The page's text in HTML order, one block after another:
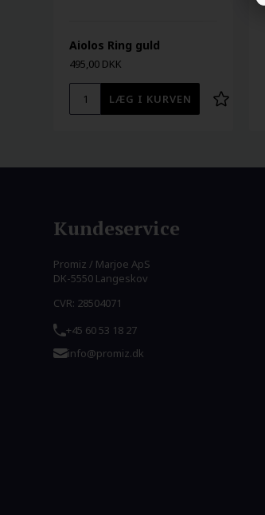
Aiolos Ring guld
495,00 DKK
Kundeservice
Promiz / Marjoe ApS
DK-5550 Langeskov
CVR: 28504071
+45 60 53 18 27
info@promiz.dk